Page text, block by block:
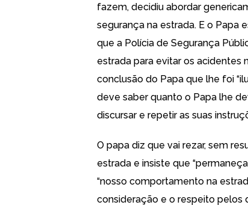
fazem, decidiu abordar
segurança na estrada. E o Papa
que a Polícia de Segurança
estrada para evitar os acidentes
conclusão do Papa que lhe foi
deve saber quanto o Papa lhe
discursar e repetir as suas
O papa diz que vai rezar, sem
estrada e insiste que
“nosso comportamento na
consideração e o respeito pelos